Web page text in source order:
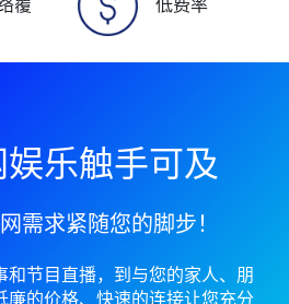
覆
低费率
乐触手可及
需求紧随您的脚步！
和节目直播，到与您的家人、朋
廉的价格、快速的连接让您充分